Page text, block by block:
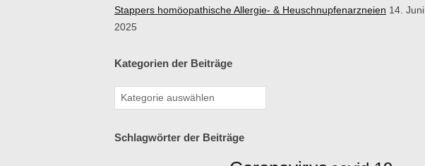
Stappers homöopathische Allergie- & Heuschnupfenarzneien 14. Juni
2025
Kategorien der Beiträge
Schlagwörter der Beiträge